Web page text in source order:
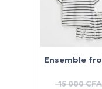
Ensemble
15 000CFA